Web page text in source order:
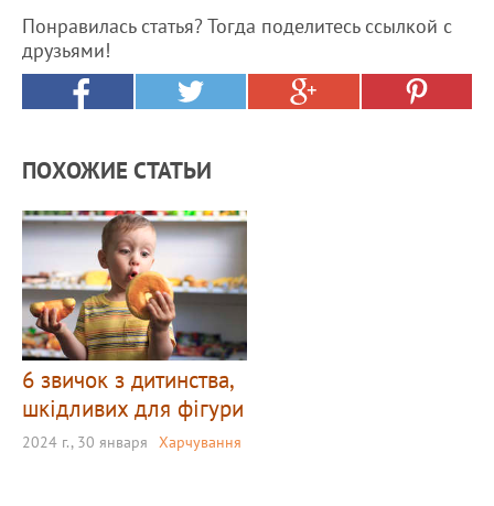
Понравилась статья? Тогда поделитесь ссылкой с
друзьями!
ПОХОЖИЕ СТАТЬИ
6 звичок з дитинства,
шкідливих для фігури
2024 г., 30 января Харчування